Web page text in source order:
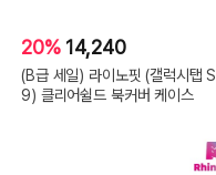
20% 14,240
(B급 세일) 라이노핏 (갤럭시탭 S
9) 클리어쉴드 북커버 케이스